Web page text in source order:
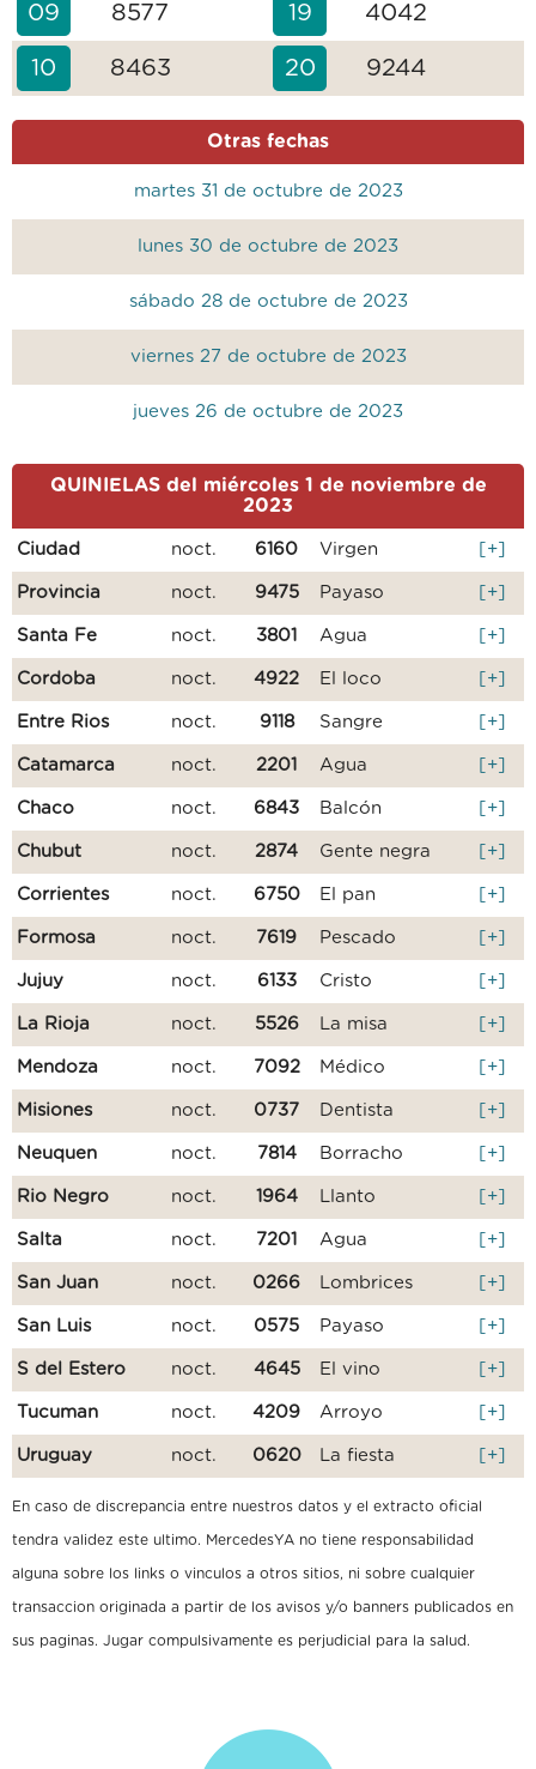
09 8577 19 4042
10 8463 20 9244
Otras fechas
martes 31 de octubre de 2023
lunes 30 de octubre de 2023
sábado 28 de octubre de 2023
viernes 27 de octubre de 2023
jueves 26 de octubre de 2023
QUINIELAS del miércoles 1 de noviembre de
2023
Ciudad noct. 6160 Virgen [+]
Provincia noct. 9475 Payaso [+]
Santa Fe noct. 3801 Agua [+]
Cordoba noct. 4922 El loco [+]
Entre Rios noct. 9118 Sangre [+]
Catamarca noct. 2201 Agua [+]
Chaco noct. 6843 Balcón [+]
Chubut noct. 2874 Gente negra [+]
Corrientes noct. 6750 El pan [+]
Formosa noct. 7619 Pescado [+]
Jujuy noct. 6133 Cristo [+]
La Rioja noct. 5526 La misa [+]
Mendoza noct. 7092 Médico [+]
Misiones noct. 0737 Dentista [+]
Neuquen noct. 7814 Borracho [+]
Rio Negro noct. 1964 Llanto [+]
Salta noct. 7201 Agua [+]
San Juan noct. 0266 Lombrices [+]
San Luis noct. 0575 Payaso [+]
S del Estero noct. 4645 El vino [+]
Tucuman noct. 4209 Arroyo [+]
Uruguay noct. 0620 La fiesta [+]
En caso de discrepancia entre nuestros datos y el extracto oficial
tendra validez este ultimo. MercedesYA no tiene responsabilidad
alguna sobre los links o vinculos a otros sitios, ni sobre cualquier
transaccion originada a partir de los avisos y/o banners publicados en
sus paginas. Jugar compulsivamente es perjudicial para la salud.